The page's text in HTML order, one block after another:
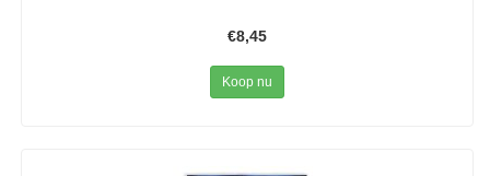
€8,45
Koop nu